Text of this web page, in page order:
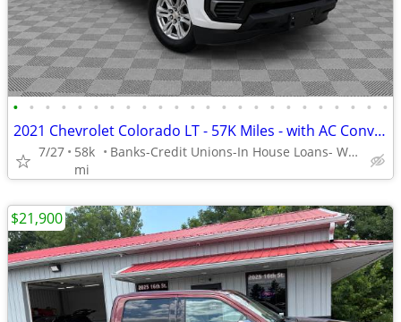
• • • • • • • • • • • • • • • • • • • • • • • •
2021 Chevrolet Colorado LT - 57K Miles - with AC Converter Included
7/27
58k
mi
Banks-Credit Unions-In House Loans- Weekly-Bi Weekly-Monthly
$21,900